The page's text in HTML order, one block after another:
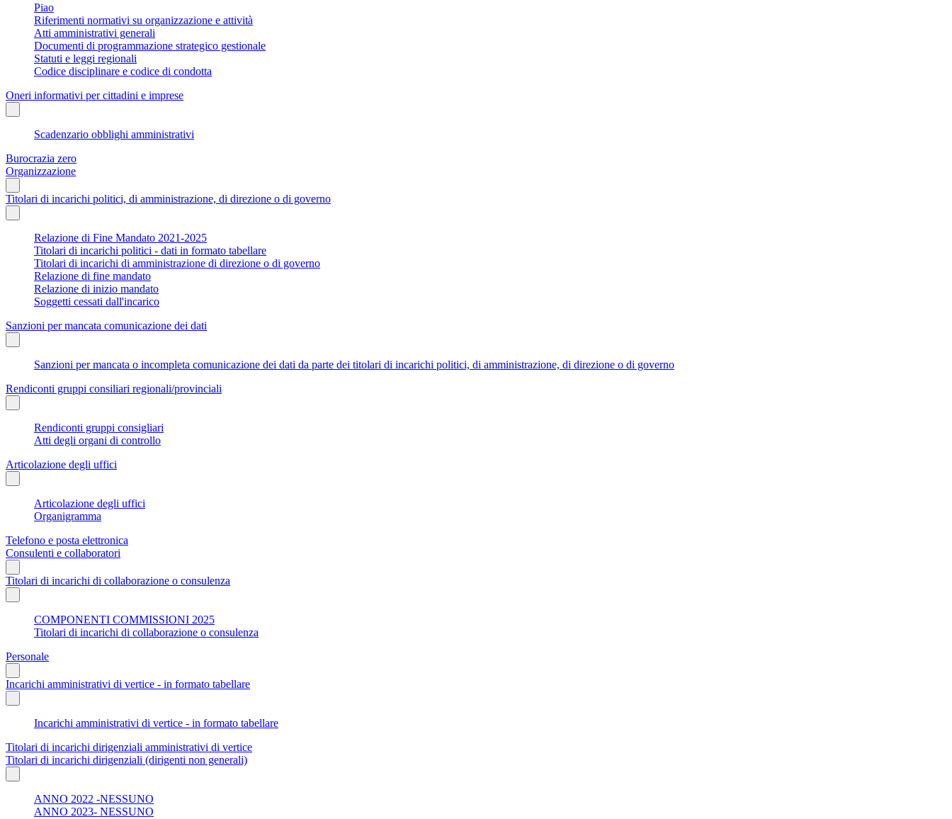
Piao
Riferimenti normativi su organizzazione e attività
Atti amministrativi generali
Documenti di programmazione strategico gestionale
Statuti e leggi regionali
Codice disciplinare e codice di condotta
Oneri informativi per cittadini e imprese
Scadenzario obblighi amministrativi
Burocrazia zero
Organizzazione
Titolari di incarichi politici, di amministrazione, di direzione o di governo
Relazione di Fine Mandato 2021-2025
Titolari di incarichi politici - dati in formato tabellare
Titolari di incarichi di amministrazione di direzione o di governo
Relazione di fine mandato
Relazione di inizio mandato
Soggetti cessati dall'incarico
Sanzioni per mancata comunicazione dei dati
Sanzioni per mancata o incompleta comunicazione dei dati da parte dei titolari di incarichi politici, di amministrazione, di direzione o di governo
Rendiconti gruppi consiliari regionali/provinciali
Rendiconti gruppi consigliari
Atti degli organi di controllo
Articolazione degli uffici
Articolazione degli uffici
Organigramma
Telefono e posta elettronica
Consulenti e collaboratori
Titolari di incarichi di collaborazione o consulenza
COMPONENTI COMMISSIONI 2025
Titolari di incarichi di collaborazione o consulenza
Personale
Incarichi amministrativi di vertice - in formato tabellare
Incarichi amministrativi di vertice - in formato tabellare
Titolari di incarichi dirigenziali amministrativi di vertice
Titolari di incarichi dirigenziali (dirigenti non generali)
ANNO 2022 -NESSUNO
ANNO 2023- NESSUNO